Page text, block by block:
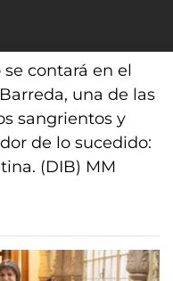
contará en el
una de las
sangrientos y
de lo sucedido:
(DIB) MM